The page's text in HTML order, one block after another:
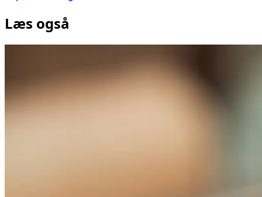
Læs også